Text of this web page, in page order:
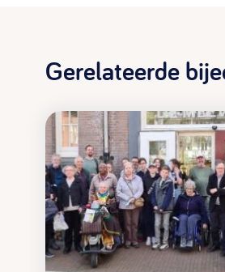
Gerelateerde